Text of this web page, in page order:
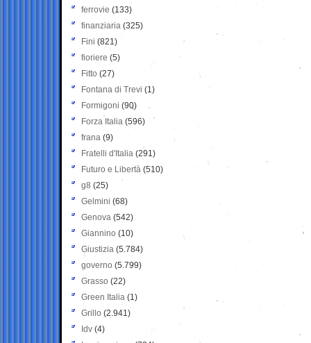
ferrovie (133)
finanziaria (325)
Fini (821)
fioriere (5)
Fitto (27)
Fontana di Trevi (1)
Formigoni (90)
Forza Italia (596)
frana (9)
Fratelli d'Italia (291)
Futuro e Libertà (510)
g8 (25)
Gelmini (68)
Genova (542)
Giannino (10)
Giustizia (5.784)
governo (5.799)
Grasso (22)
Green Italia (1)
Grillo (2.941)
Idv (4)